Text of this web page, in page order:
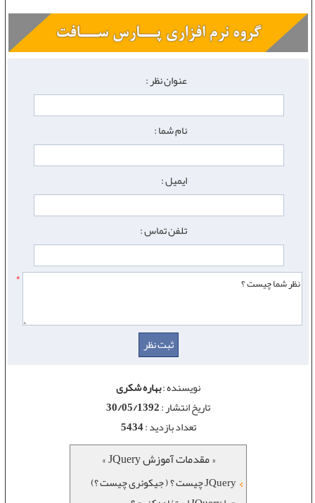
عنوان نظر :
نام شما :
ایمیل :
تلفن تماس :
*
نویسنده :بهاره شکری
تاریخ انتشار :30/05/1392
تعداد بازدید :5434
« مقدمات آموزش JQuery »
JQuery چیست ؟ ( جیکوئری چیست ؟)